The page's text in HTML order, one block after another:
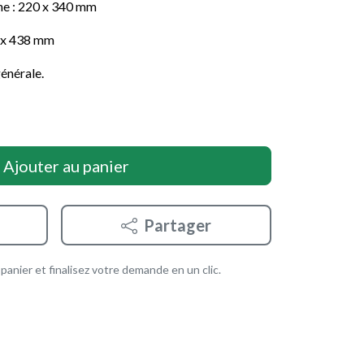
: 220 x 340mm
438 mm
Ajouter au panier
Partager
et finalisez votre demande en un clic.